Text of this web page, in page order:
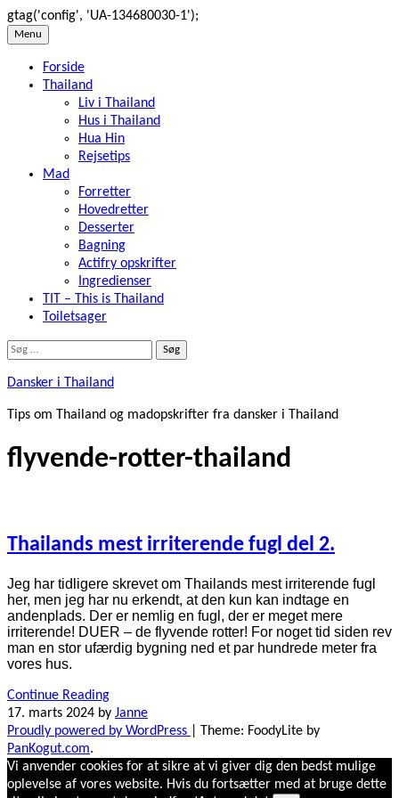
gtag('config', 'UA-134680030-1');
Skip
content
Menu
Forside
Thailand
Liv i Thailand
Hus i Thailand
Hua Hin
Rejsetips
Mad
Forretter
Hovedretter
Desserter
Bagning
Actifry opskrifter
Ingredienser
TIT – This is Thailand
Toiletsager
Søg
Dansker i Thailand
Tips om Thailand og madopskrifter fra dansker i Thailand
flyvende-rotter-thailand
Thailands mest irriterende fugl del 2.
Jeg har tidligere skrevet om Thailands mest irriterende fugl
her, men jeg har nu erkendt, at den kun kan indtage en
andenplads. Der er nemlig en fugl, der er meget mere
irriterende! DUER – de flyvende rotter! For noget tid siden rev
man en stor ufærdig bygning ned et par hundrede meter fra
vores hus.
Continue Reading
17. marts 2024 by Janne
Proudly powered by WordPress
Theme: FoodyLite by
PanKogut.com.
Vi anvender cookies for at sikre at vi giver dig den bedst mulige
oplevelse af vores website. Hvis du fortsætter med at bruge dette